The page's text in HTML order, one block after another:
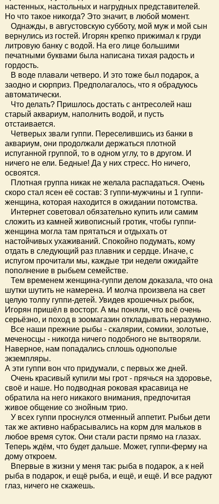
настенных, настольных и нагрудных представителей.
Но что такое никогда? Это значит, в любой момент.
Однажды, в августовскую субботу, мой муж и мой сын
вернулись из гостей. Игорян крепко прижимал к груди
литровую банку с водой. На его лице большими
печатными буквами была написана тихая радость и
гордость.
В воде плавали четверо. И это тоже был подарок, а
заодно и сюрприз. Предполагалось, что я обрадуюсь
автоматически.
Что делать? Пришлось достать с антресолей наш
старый аквариум, наполнить водой, и пусть
отстаивается.
Четверых звали гуппи. Переселившись из банки в
аквариум, они продолжали держаться плотной
испуганной группой, то в одном углу, то в другом. И
ничего не ели. Бедные! Да у них стресс. Но ничего,
освоятся.
Плотная группа никак не желала распадаться. Очень
скоро стал ясен её состав: 3 гуппи-мужчины и 1 гуппи-
женщина, которая находится в ожидании потомства.
Интернет советовал обязательно купить или самим
сложить из камней живописный гротик, чтобы гуппи-
женщина могла там прятаться и отдыхать от
настойчивых ухаживаний. Спокойно подумать, кому
отдать в следующий раз плавник и сердце. Иначе, с
испугом прочитали мы, каждые три недели ожидайте
пополнение в рыбьем семействе.
Тем временем женщина-гуппи делом доказала, что она
шутки шутить не намерена. И молча произвела на свет
целую толпу гуппи-детей. Увидев крошечных рыбок,
Игорян пришёл в восторг. А мы поняли, что всё очень
серьёзно, и поход в зоомагазин откладывать неразумно.
Все наши прежние рыбы - скалярии, сомики, золотые,
меченосцы - никогда ничего подобного не вытворяли.
Наверное, нам попадались сплошь однополые
экземпляры.
А эти гуппи вон что придумали, с первых же дней.
Очень красивый купили мы грот - прячься на здоровье,
своё и наше. Но подводная роковая красавица не
обратила на него никакого внимания, предпочитая
живое общение со знойным трио.
У всех гуппи проснулся отменный аппетит. Рыбьи дети
так же активно набрасывались на корм для мальков в
любое время суток. Они стали расти прямо на глазах.
Теперь ждём, что будет дальше. Может, гуппи-ферму на
дому откроем.
Впервые в жизни у меня так: рыба в подарок, а к ней
рыба в подарок, и ещё рыба, и ещё, и ещё. И все радуют
глаз, ничего не скажешь.